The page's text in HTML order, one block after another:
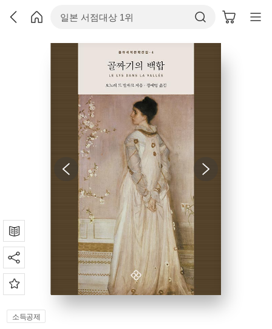
소득공제